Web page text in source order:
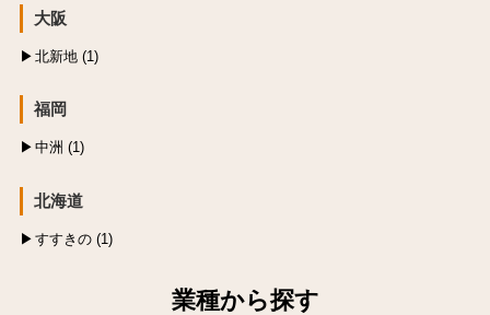
大阪
北新地 (1)
福岡
中洲 (1)
北海道
すすきの (1)
業種から探す